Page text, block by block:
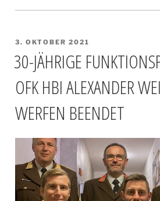
VERÖFFENTLICHT
3. OKTOBER 2021
30-JÄHRIGE
OFK HBI ALEXANDER
WERFEN BEENDET